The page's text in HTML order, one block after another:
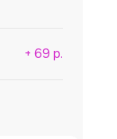
+ 69 р.